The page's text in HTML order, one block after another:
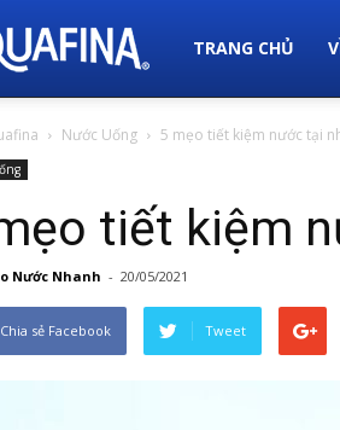
Nước
Uống
Aquafina
TRANG CHỦ
Nước Uống 5 mẹo tiết kiệm nước tại
tiết kiệm
Nước Nhanh - 20/05/2021
Chia sẻ Facebook Tweet